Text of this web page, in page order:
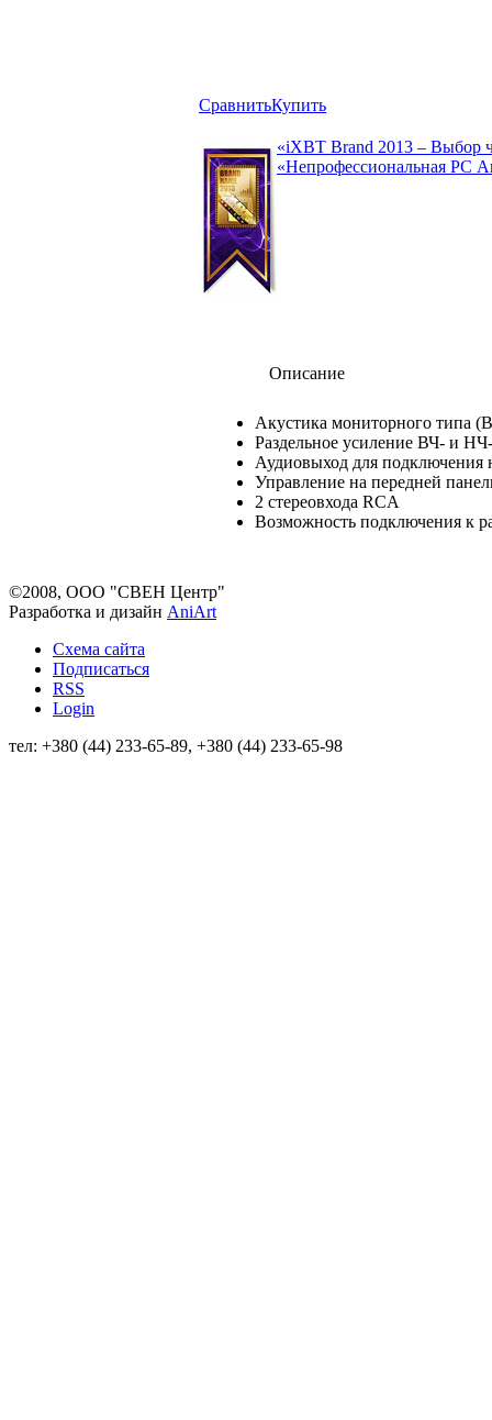
СравнитьКупить
«iXBT Brand 2013 – Выбор
«Непрофессиональная РС
Описание
Акустика мониторного типа
Раздельное усиление ВЧ- и
Аудиовыход для подключения
Управление на передней
2 стереовхода RCA
Возможность подключения к
©2008, ООО "СВЕН Центр"
Разработка и дизайн AniArt
Схема сайта
Подписаться
RSS
Login
тел: +380 (44) 233-65-89, +380 (44) 233-65-98